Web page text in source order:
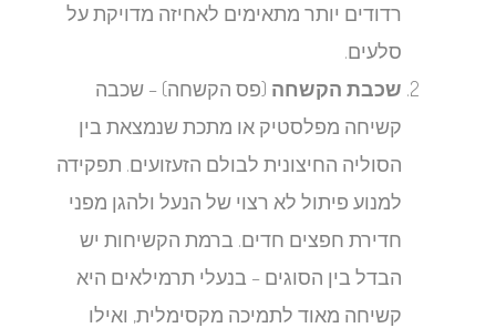
רדודים יותר מתאימים לאחיזה מדויקת על
סלעים.
שכבת הקשחה(פס הקשחה) – שכבה
קשיחה מפלסטיק או מתכת שנמצאת בין
הסוליה החיצונית לבולם הזעזועים. תפקידה
למנוע פיתול לא רצוי של הנעל ולהגן מפני
חדירת חפצים חדים. ברמת הקשיחות יש
הבדל בין הסוגים – בנעלי תרמילאים היא
קשיחה מאוד לתמיכה מקסימלית, ואילו